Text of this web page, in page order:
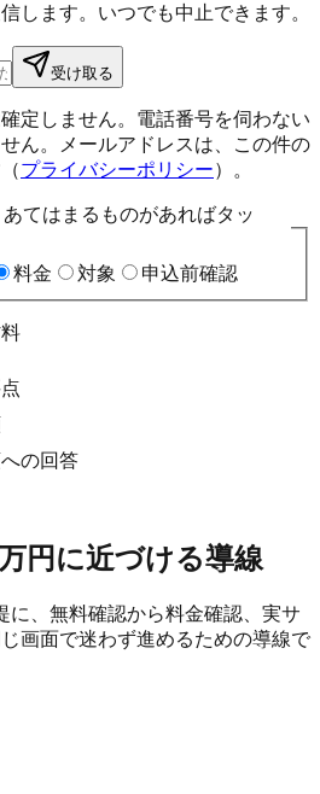
します。いつでも中止できます。
受け取る
定しません。電話番号を伺わない
ん。メールアドレスは、この件の
プライバシーポリシー）。
てはまるものがあればタッ
料金 対象 申込前確認
の回答
円に近づける導線
に、無料確認から料金確認、実サ
画面で迷わず進めるための導線で